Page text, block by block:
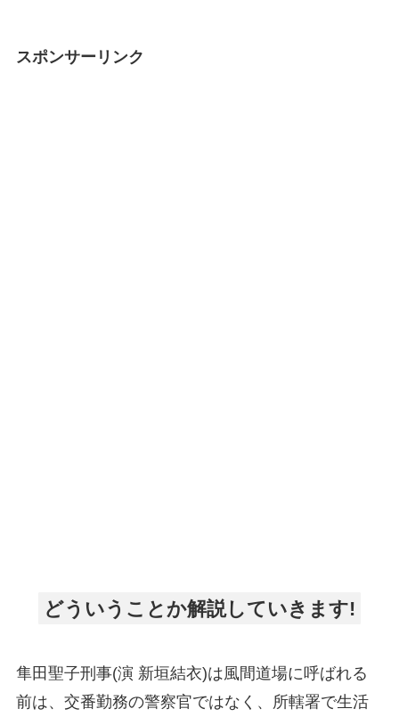
スポンサーリンク
どういうことか解説していきます!
隼田聖子刑事(演 新垣結衣)は風間道場に呼ばれる
前は、交番勤務の警察官ではなく、所轄署で生活